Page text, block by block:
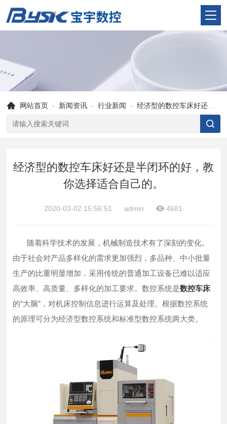
网站首页 - 新闻资讯 - 行业新闻 - 经济型的数控车床好还是半闭环的好，教你选择适合自己的。
经济型的数控车床好还是半闭环的好，教
你选择适合自己的。
2020-03-02 15:56:51 admin 4681
随着科学技术的发展，机械制造技术有了深刻的变化。
由于社会对产品多样化的需求更加强烈，多品种、中小批量
生产的比重明显增加，采用传统的普通加工设备已难以适应
高效率、高质量、多样化的加工要求。数控系统是数控车床
的“大脑”，对机床控制信息进行运算及处理。根据数控系统
的原理可分为经济型数控系统和标准型数控系统两大类。